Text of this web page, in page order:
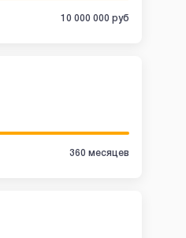
10 000 000 руб
360 месяцев